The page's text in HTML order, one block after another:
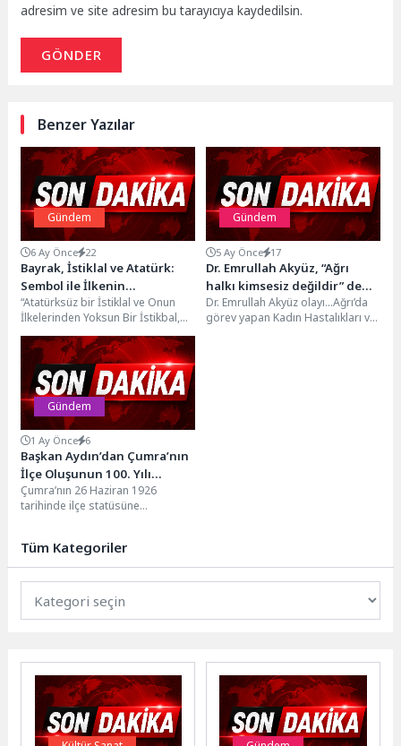
adresim ve site adresim bu tarayıcıya kaydedilsin.
GÖNDER
Benzer Yazılar
Gündem
6 Ay Önce 22
Bayrak, İstiklal ve Atatürk:
Sembol ile İlkenin
Ayrılmazlığı
“Atatürksüz bir İstiklal ve Onun
İlkelerinden Yoksun Bir İstikbal,
Tarihsel ve Düşünsel Olarak
Mümkün Değildir”n“Bir...
Gündem
5 Ay Önce 17
Dr. Emrullah Akyüz, “Ağrı
halkı kimsesiz değildir” dedi,
görevden uzaklaştırıldı !
Dr. Emrullah Akyüz olayı…Ağrı’da
görev yapan Kadın Hastalıkları ve
Gündem
1 Ay Önce 6
Başkan Aydın’dan Çumra’nın
İlçe Oluşunun 100. Yılı
Kutlama Mesajı
Çumra’nın 26 Haziran 1926
tarihinde ilçe statüsüne
Mehmet...
Tüm Kategoriler